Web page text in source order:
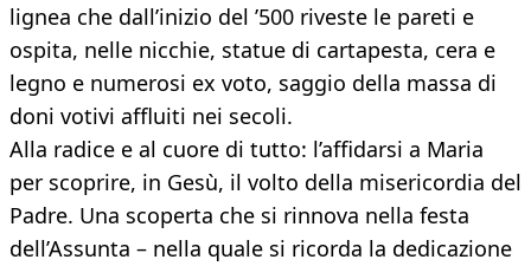
lignea che dall’inizio del ’500 riveste le pareti e
ospita, nelle nicchie, statue di cartapesta, cera e
legno e numerosi ex voto, saggio della massa di
doni votivi affluiti nei secoli.
Alla radice e al cuore di tutto: l’affidarsi a Maria
per scoprire, in Gesù, il volto della misericordia del
Padre. Una scoperta che si rinnova nella festa
dell’Assunta – nella quale si ricorda la dedicazione